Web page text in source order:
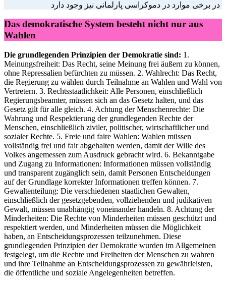
Das demokratische System besteht nicht nur aus
Wahlen
Die grundlegenden Prinzipien der Demokratie sind: 1.
Meinungsfreiheit: Das Recht, seine Meinung frei äußern zu können,
ohne Repressalien befürchten zu müssen. 2. Wahlrecht: Das Recht,
die Regierung zu wählen durch Teilnahme an Wahlen und Wahl von
Vertretern. 3. Rechtsstaatlichkeit: Alle Personen, einschließlich
Regierungsbeamter, müssen sich an das Gesetz halten, und das
Gesetz gilt für alle gleich. 4. Achtung der Menschenrechte: Die
Wahrung und Respektierung der grundlegenden Rechte der
Menschen, einschließlich ziviler, politischer, wirtschaftlicher und
sozialer Rechte. 5. Freie und faire Wahlen: Wahlen müssen
vollständig frei und fair abgehalten werden, damit der Wille des
Volkes angemessen zum Ausdruck gebracht wird. 6. Bekanntgabe
und Zugang zu Informationen: Informationen müssen vollständig
und transparent zugänglich sein, damit Personen Entscheidungen
auf der Grundlage korrekter Informationen treffen können. 7.
Gewaltenteilung: Die verschiedenen staatlichen Gewalten,
einschließlich der gesetzgebenden, vollziehenden und judikativen
Gewalt, müssen unabhängig voneinander handeln. 8. Achtung der
Minderheiten: Die Rechte von Minderheiten müssen geschützt und
respektiert werden, und Minderheiten müssen die Möglichkeit
haben, an Entscheidungsprozessen teilzunehmen. Diese
grundlegenden Prinzipien der Demokratie wurden im Allgemeinen
festgelegt, um die Rechte und Freiheiten der Menschen zu wahren
und ihre Teilnahme an Entscheidungsprozessen zu gewährleisten,
die öffentliche und soziale Angelegenheiten betreffen.